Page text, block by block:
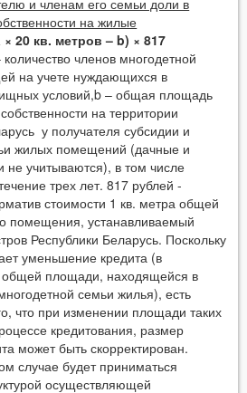
на жилые
× 20 кв. метров – b) × 817
количество членов многодетной
на учете нуждающихся в
условий,b – общая площадь
на территории
у получателя субсидии и
жилых помещений (дачные и
не учитываются), в том числе
трех лет. 817 рублей -
стоимости 1 кв. метра общей
помещения, устанавливаемый
Республики Беларусь. Поскольку
уменьшение кредита (в
общей площади, находящейся в
семьи жилья), есть
что при изменении площади таких
кредитования, размер
может быть скорректирован.
случае будет приниматься
осуществляющей